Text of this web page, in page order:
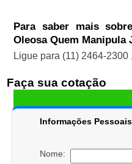
Para saber mais
Oleosa Quem Manipula
Ligue para (11) 2464-2300 ,
Faça sua cotação
Informações Pessoais
Nome: